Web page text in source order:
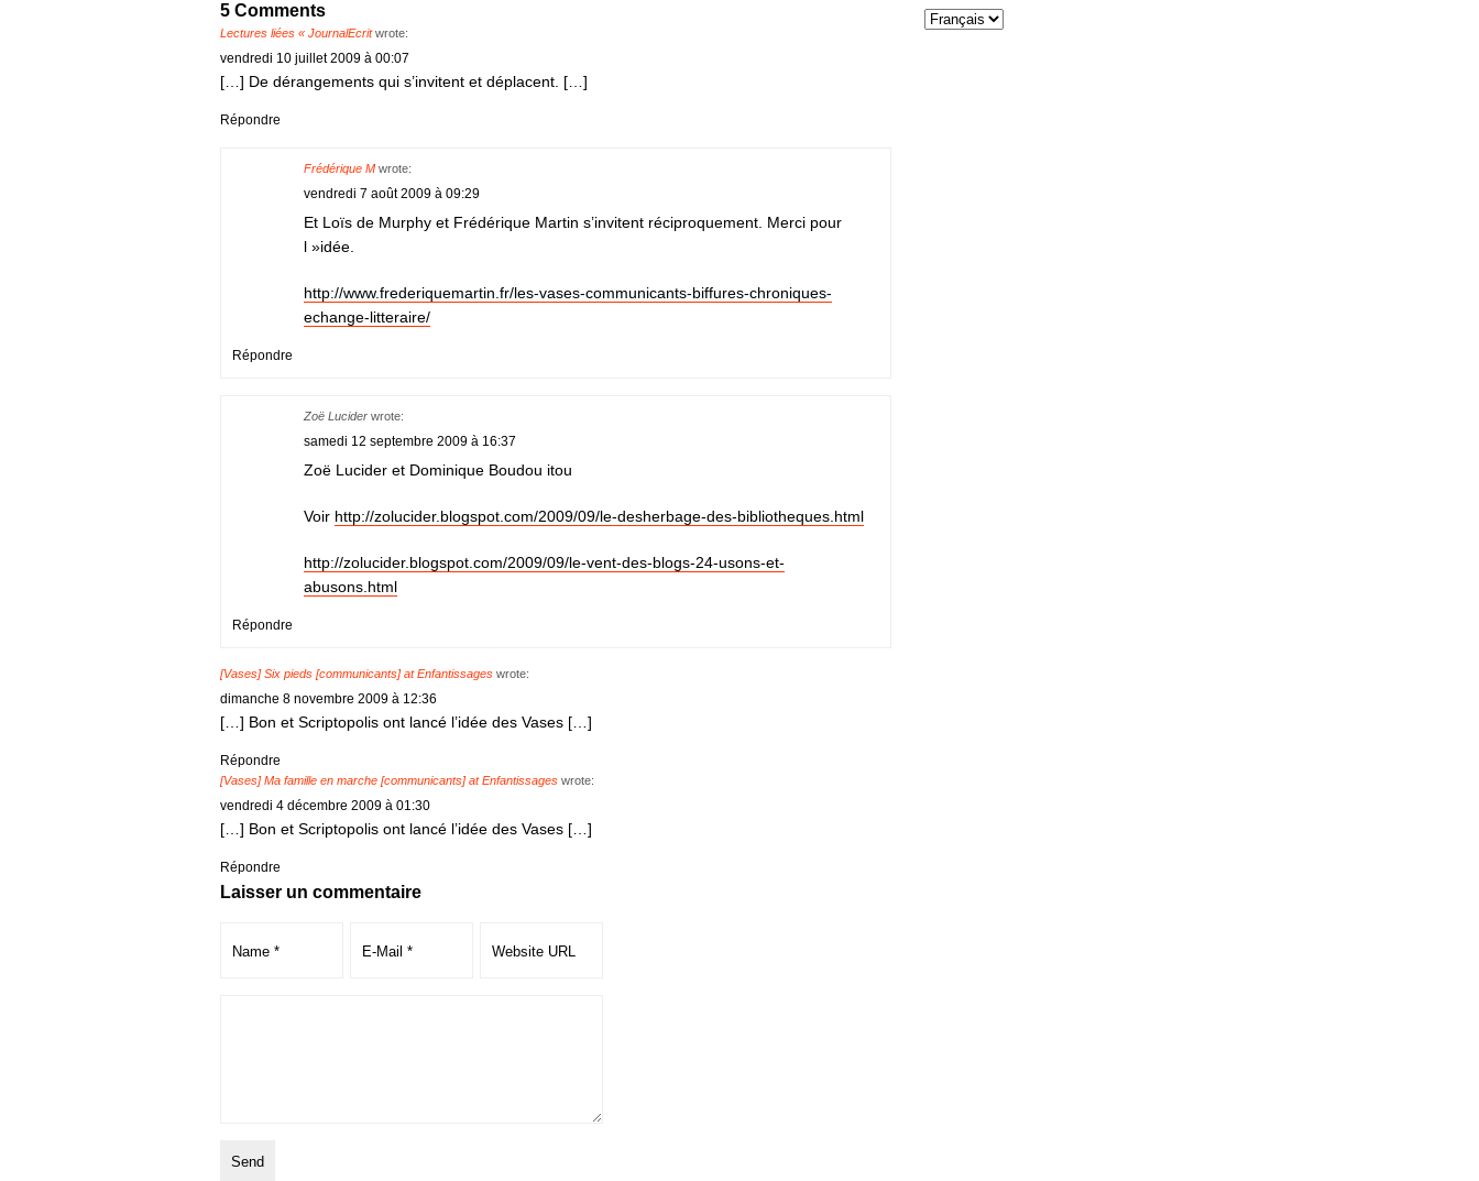
5 Comments
Lectures liées « JournalEcrit wrote:
vendredi 10 juillet 2009 à 00:07
[…] De dérangements qui s’invitent et déplacent. […]
Répondre
Frédérique M wrote:
vendredi 7 août 2009 à 09:29
Et Loïs de Murphy et Frédérique Martin s’invitent réciproquement. Merci pour
l »idée.
http://www.frederiquemartin.fr/les-vases-communicants-biffures-chroniques-
echange-litteraire/
Répondre
Zoë Lucider wrote:
samedi 12 septembre 2009 à 16:37
Zoë Lucider et Dominique Boudou itou
Voir http://zolucider.blogspot.com/2009/09/le-desherbage-des-bibliotheques.html
http://zolucider.blogspot.com/2009/09/le-vent-des-blogs-24-usons-et-
abusons.html
Répondre
[Vases] Six pieds [communicants] at Enfantissages wrote:
dimanche 8 novembre 2009 à 12:36
[…] Bon et Scriptopolis ont lancé l’idée des Vases […]
Répondre
[Vases] Ma famille en marche [communicants] at Enfantissages wrote:
vendredi 4 décembre 2009 à 01:30
[…] Bon et Scriptopolis ont lancé l’idée des Vases […]
Répondre
Laisser un commentaire